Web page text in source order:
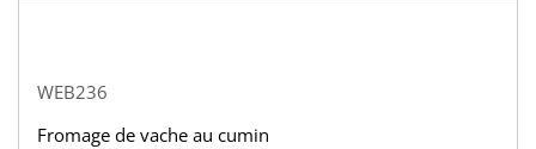
WEB236
Fromage de vache au cumin